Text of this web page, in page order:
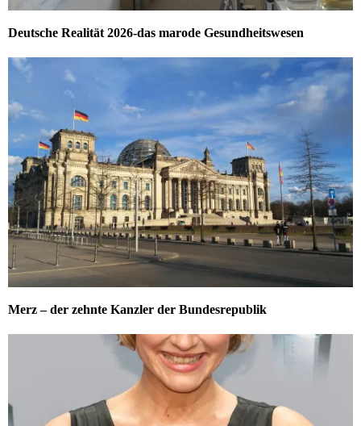
Deutsche Realität 2026-das marode Gesundheitswesen
Merz – der zehnte Kanzler der Bundesrepublik